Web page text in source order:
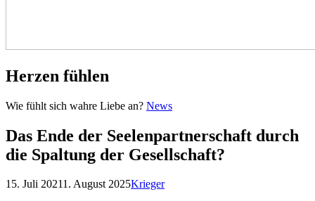
Herzen fühlen
Wie fühlt sich wahre Liebe an? NewsHerzen
Das Ende der Seelenpartnerschaft durch
die Spaltung der Gesellschaft?
Posted
15. Juli 20211. August 2025by
Krieger